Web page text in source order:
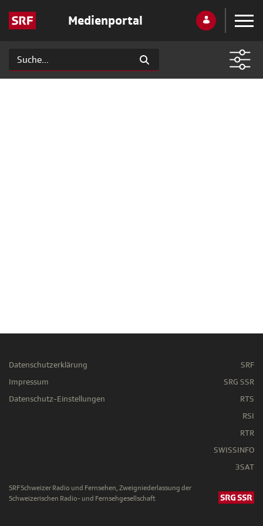
Medienportal
Datenschutzerklärung
Impressum
Datenschutz-Einstellungen
SRF
SRG SSR
RTS
RSI
RTR
SWISSINFO
3SAT
SRF Schweizer Radio und Fernsehen, Zweigniederlassung der
Schweizerischen Radio- und Fernsehgesellschaft